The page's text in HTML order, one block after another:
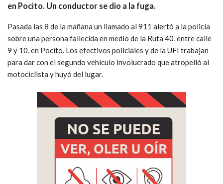
en Pocito. Un conductor se dio a la fuga.
Pasada las 8 de la mañana un llamado al 911 alertó a la policía
sobre una persona fallecida en medio de la Ruta 40, entre calle
9 y 10, en Pocito. Los efectivos policiales y de la UFI trabajan
para dar con el segundo vehículo involucrado que atropelló al
motociclista y huyó del lugar.